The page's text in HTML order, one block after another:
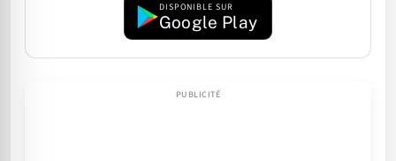
DISPONIBLE SUR
Google Play